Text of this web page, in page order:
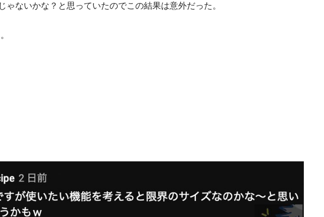
ないかな？と思っていたのでこの結果は意外だった。